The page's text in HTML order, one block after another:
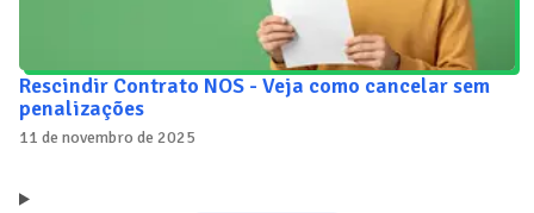
Rescindir Contrato NOS - Veja como cancelar sem
penalizações
11 de novembro de 2025